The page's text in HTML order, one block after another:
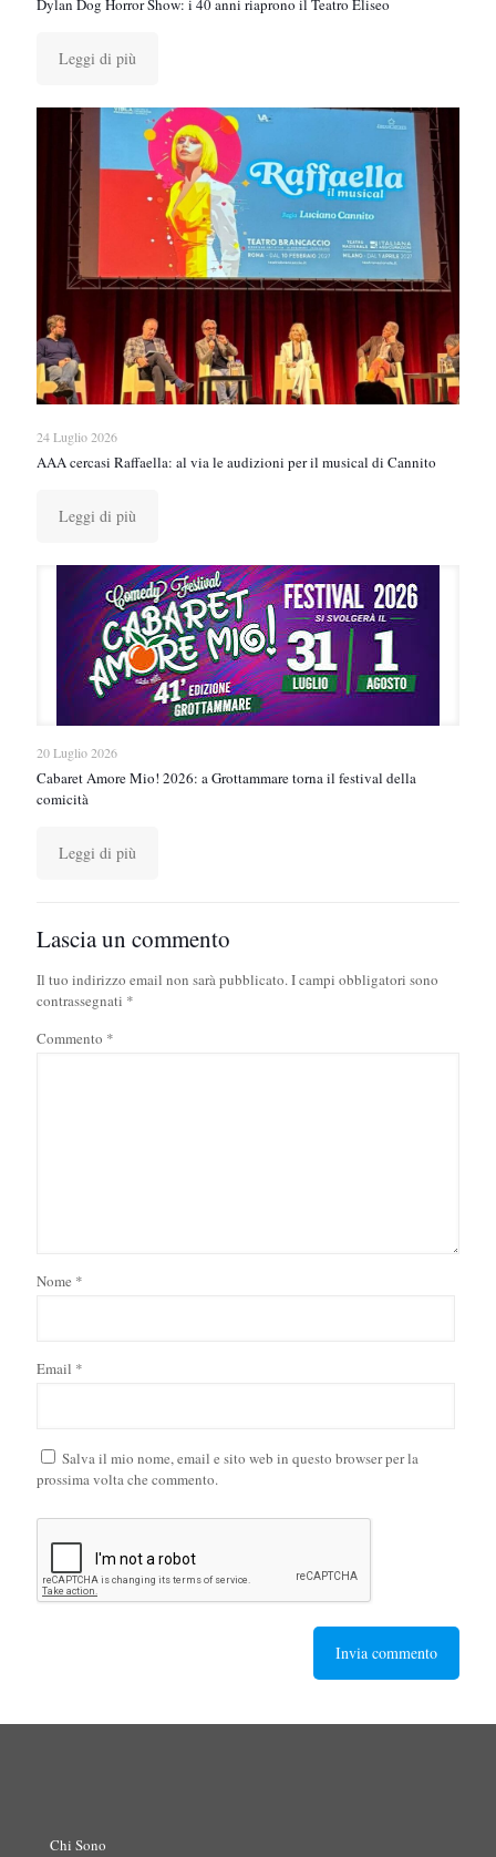
Dylan Dog Horror Show: i 40 anni riaprono il Teatro Eliseo
Leggi di più
24 Luglio 2026
AAA cercasi Raffaella: al via le audizioni per il musical di Cannito
Leggi di più
20 Luglio 2026
Cabaret Amore Mio! 2026: a Grottammare torna il festival della
comicità
Leggi di più
Lascia un commento
Il tuo indirizzo email non sarà pubblicato.I campi obbligatori sono
contrassegnati *
Commento *
Nome *
Email *
Salva il mio nome, email e sito web in questo browser per la
prossima volta che commento.
Chi Sono